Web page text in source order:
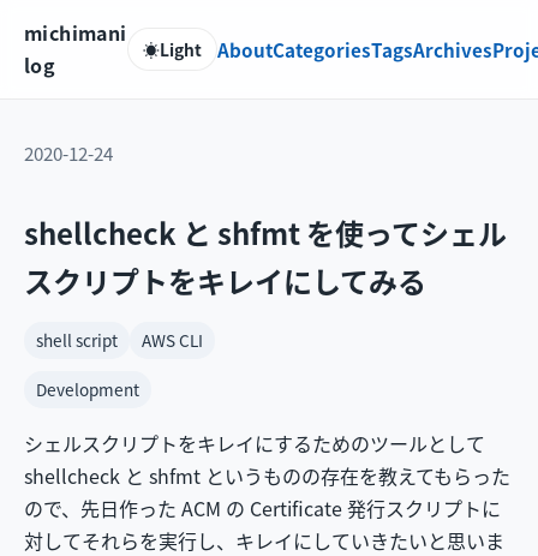
michimani
log
☀️Light AboutCategoriesTagsArchives
2020-12-24
shellcheck と shfmt を使ってシェル
スクリプトをキレイにしてみる
shell script AWS CLI
Development
シェルスクリプトをキレイにするためのツールとして
shellcheck と shfmt というものの存在を教えてもらった
ので、先日作った ACM の Certificate 発行スクリプトに
対してそれらを実行し、キレイにしていきたいと思いま